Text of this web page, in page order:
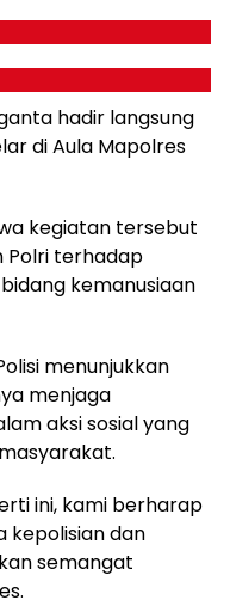
hadir langsung
di Aula Mapolres
kegiatan tersebut
Polri terhadap
kemanusiaan
menunjukkan
menjaga
aksi sosial yang
ini, kami berharap
kepolisian dan
semangat